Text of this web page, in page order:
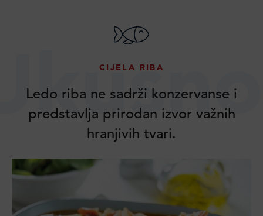
CIJELA RIBA
Ledo riba ne sadrži konzervanse i
predstavlja prirodan izvor važnih
hranjivih tvari.